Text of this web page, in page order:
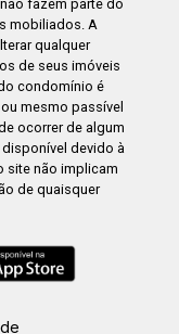
fazem parte do
mobiliados. A
qualquer
de seus imóveis
condomínio é
mesmo passível
ocorrer de algum
devido à
site não implicam
de quaisquer